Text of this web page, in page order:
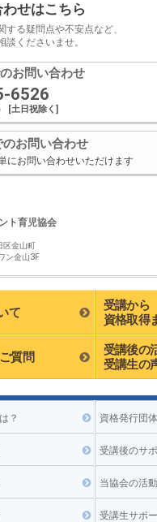
せはこちら
する疑問点や不安点など、
談くださいませ。
お問い合わせ
6526
[土日祝除く]
のお問い合わせ
にお問い合わせいただけます
ト育児協会
区金山町
ン金山3F
て
受講から
資格取得
質問
受講後の
受講生の
？ 資格発行団
受講後のサ
当協会の活
受講生サポ